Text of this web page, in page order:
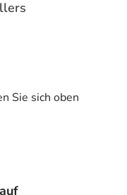
Herzschwäche, bei
Behandlungsbedarf
Sie sich oben